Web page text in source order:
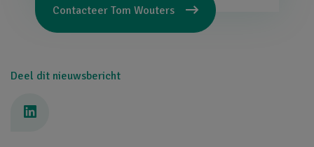
Contacteer Tom Wouters
Deel dit nieuwsbericht